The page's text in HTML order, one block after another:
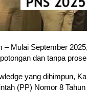
– Mulai September
dan tanpa
yang dihimpun,
(PP) Nomor 8